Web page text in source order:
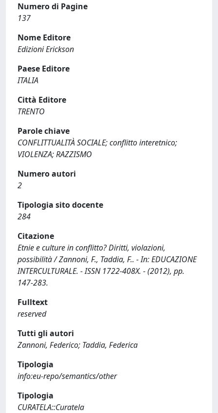
Numero di Pagine
137
Nome Editore
Edizioni Erickson
Paese Editore
ITALIA
Città Editore
TRENTO
Parole chiave
CONFLITTUALITÀ SOCIALE; conflitto interetnico;
VIOLENZA; RAZZISMO
Numero autori
2
Tipologia sito docente
284
Citazione
Etnie e culture in conflitto? Diritti, violazioni,
possibilità / Zannoni, F., Taddia, F.. - In: EDUCAZIONE
INTERCULTURALE. - ISSN 1722-408X. - (2012), pp.
147-283.
Fulltext
reserved
Tutti gli autori
Zannoni, Federico; Taddia, Federica
Tipologia
info:eu-repo/semantics/other
Tipologia
CURATELA::Curatela